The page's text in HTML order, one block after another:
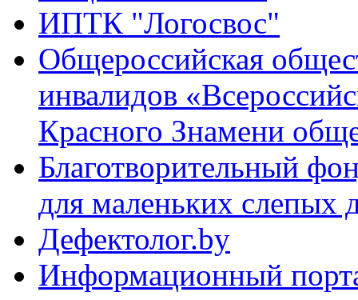
ИПТК "Логосвос"
Общероссийская
инвалидов
Красного Знамени
Благотворительный
для маленьких слепых
Дефектолог.by
Информационный